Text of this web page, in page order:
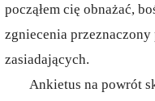
począłem cię obnażać,
zgniecenia
zasiadających.
Ankietus na powrót